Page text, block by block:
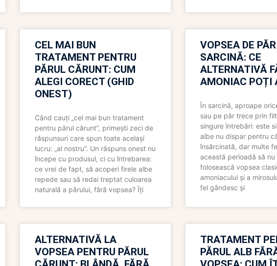
CEL MAI BUN
TRATAMENT PENTRU
PĂRUL CĂRUNT: CUM
ALEGI CORECT (GHID
ONEST)
Când cauți „cel mai bun tratament
pentru părul cărunt”, primești zeci de
răspunsuri care spun toate același
lucru: „al nostru”. Un răspuns onest nu
începe cu produsul, ci cu întrebarea:
ce vrei de fapt, să acoperi firele albe
repede sau să redai treptat culoarea
naturală a părului, fără vopsea? Îți
VOPSEA DE
SARCINĂ: CE
ALTERNATIVĂ
AMONIAC POȚI
În sarcină, aproape
sau pe păr trece prin
singure întrebări: este
albe nu dispar pentru
însărcinată, dar multe
această perioadă să nu
folosească vopsea
amoniacului și a
fel gândesc și
ALTERNATIVĂ LA
VOPSEA PENTRU PĂRUL
TRATAMENT
PĂRUL ALB